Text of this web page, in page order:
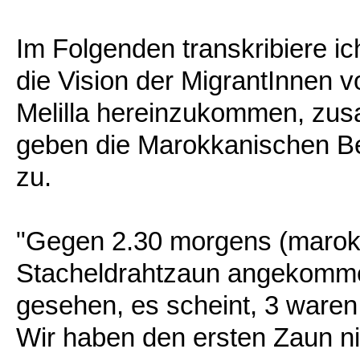
Im Folgenden transkribiere
die Vision der MigrantInnen
Melilla hereinzukommen,
geben die Marokkanischen
zu.
"Gegen 2.30 morgens
Stacheldrahtzaun
gesehen, es scheint, 3
Wir haben den ersten Zaun